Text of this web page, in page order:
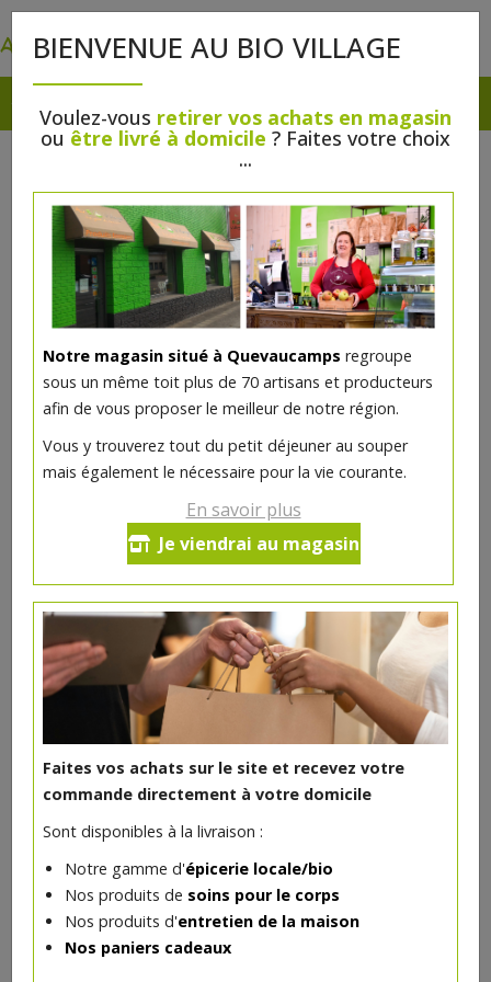
BIENVENUE AU BIO VILLAGE
Voulez-vous retirer vos achats en magasin
ou être livré à domicile ? Faites votre choix
...
Notre magasin situé à Quevaucamps regroupe
sous un même toit plus de 70 artisans et producteurs
afin de vous proposer le meilleur de notre région.
Vous y trouverez tout du petit déjeuner au souper
mais également le nécessaire pour la vie courante.
En savoir plus
Je viendrai au magasin
Faites vos achats sur le site et recevez votre
commande directement à votre domicile
Sont disponibles à la livraison :
Notre gamme d'épicerie locale/bio
Nos produits de soins pour le corps
Nos produits d'entretien de la maison
Nos paniers cadeaux
Fromage Saison Dupont
26.53€/kg
Ce produit est indisponible pour le moment.
DANS LA MÊME CATÉGORIE ...
Burrata bio 125g Delibio